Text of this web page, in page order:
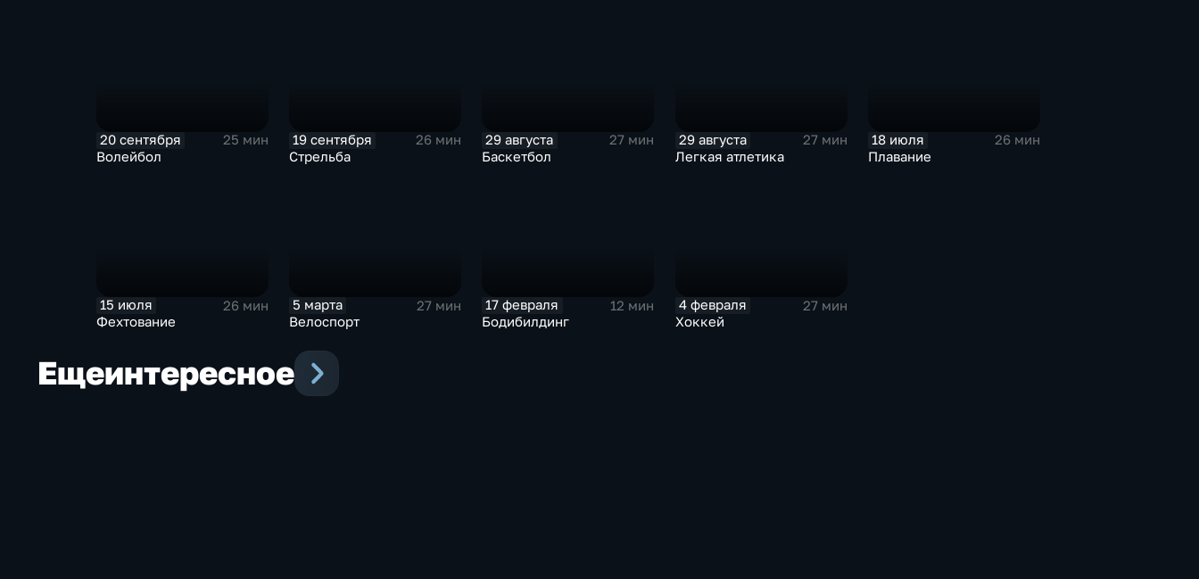
20 сентября
25 мин
Волейбол
19 сентября
26 мин
Стрельба
29 августа
27 мин
Баскетбол
29 августа
27 мин
Легкая атлетика
18 июля
26 мин
Плавание
15 июля
26 мин
Фехтование
5 марта
27 мин
Велоспорт
17 февраля
12 мин
Бодибилдинг
4 февраля
27 мин
Хоккей
Ещеинтересное